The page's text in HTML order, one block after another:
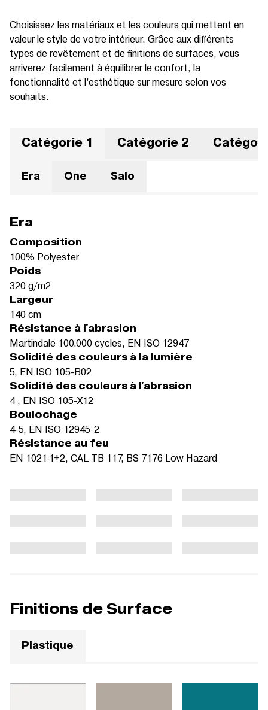
Choisissez les matériaux et les couleurs qui mettent en
valeur le style de votre intérieur. Grâce aux différents
types de revêtement et de finitions de surfaces, vous
arriverez facilement à équilibrer le confort, la
fonctionnalité et l’esthétique sur mesure selon vos
souhaits.
Catégorie 1 Catégorie 2
Era One Salo
Era
Composition
100% Polyester
Poids
320 g/m2
Largeur
140 cm
Résistance à l'abrasion
Martindale 100.000 cycles, EN ISO 12947
Solidité des couleurs à la lumière
5, EN ISO 105-B02
Solidité des couleurs à l'abrasion
4 , EN ISO 105-X12
Boulochage
4-5, EN ISO 12945-2
Résistance au feu
EN 1021-1+2, CAL TB 117, BS 7176 Low Hazard
Finitions de Surface
Plastique